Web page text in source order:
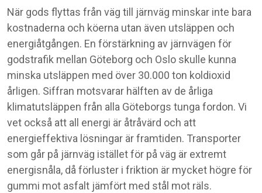
När gods flyttas från väg till järnväg minskar inte bara
kostnaderna och köerna utan även utsläppen och
energiåtgången. En förstärkning av järnvägen för
godstrafik mellan Göteborg och Oslo skulle kunna
minska utsläppen med över 30.000 ton koldioxid
årligen. Siffran motsvarar hälften av de årliga
klimatutsläppen från alla Göteborgs tunga fordon. Vi
vet också att all energi är åtråvärd och att
energieffektiva lösningar är framtiden. Transporter
som går på järnväg istället för på väg är extremt
energisnåla, då förluster i friktion är mycket högre för
gummi mot asfalt jämfört med stål mot räls.